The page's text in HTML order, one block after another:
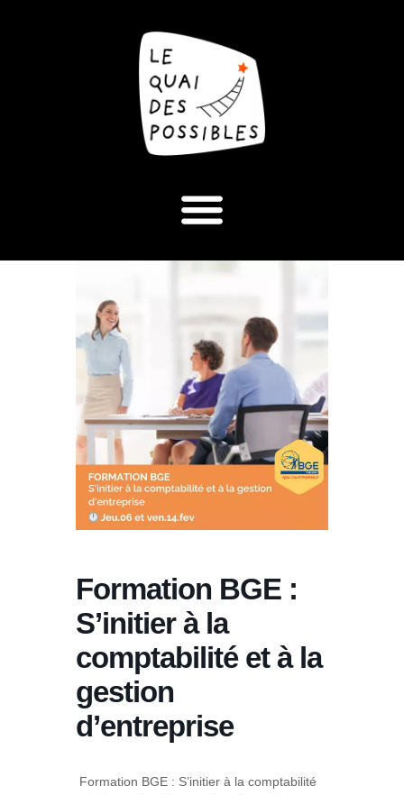
Formation BGE :
S’initier à la
comptabilité et à la
gestion
d’entreprise
Formation BGE : S’initier à la comptabilité